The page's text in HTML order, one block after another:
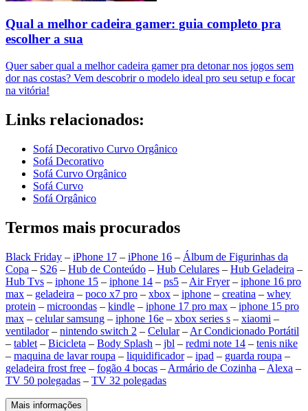
Qual a melhor cadeira gamer: guia completo pra
escolher a sua
Quer saber qual a melhor cadeira gamer pra detonar nos jogos sem
dor nas costas? Vem descobrir o modelo ideal pro seu setup e focar
na vitória!
Links relacionados:
Sofá Decorativo Curvo Orgânico
Sofá Decorativo
Sofá Curvo Orgânico
Sofá Curvo
Sofá Orgânico
Termos mais procurados
Black Friday – iPhone 17 – iPhone 16 – Álbum de Figurinhas da
Copa – S26 – Hub de Conteúdo – Hub Celulares – Hub Geladeira –
Hub Tvs – iphone 15 – iphone 14 – ps5 – Air Fryer– iphone 16 pro
max – geladeira – poco x7 pro – xbox – iphone – creatina – whey
protein – microondas – kindle – iphone 17 pro max – iphone 15 pro
max – celular samsung – iphone 16e – xbox series s – xiaomi –
ventilador– nintendo switch 2 – Celular– Ar Condicionado Portátil
– tablet – Bicicleta – Body Splash – jbl – redmi note 14 – tenis nike
– maquina de lavar roupa – liquidificador– ipad – guarda roupa –
geladeira frost free – fogão 4 bocas – Armário de Cozinha – Alexa –
TV 50 polegadas – TV 32 polegadas
Mais informações